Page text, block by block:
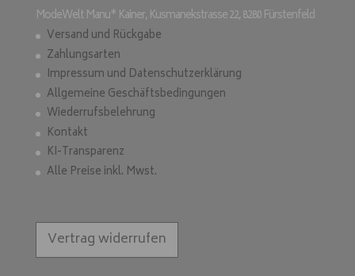
ModeWelt Manu* Kainer, Kusmanekstrasse 22, 8280 Fürstenfeld
Versand und Rückgabe
Zahlungsarten
Impressum und Datenschutzerklärung
Allgemeine Geschäftsbedingungen
Wiederrufsbelehrung
Kontakt
KI-Transparenz
Alle Preise inkl. Mwst.
Vertrag widerrufen